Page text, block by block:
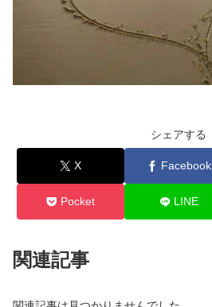
シェアする
X Facebook
Pocket LINE
関連記事